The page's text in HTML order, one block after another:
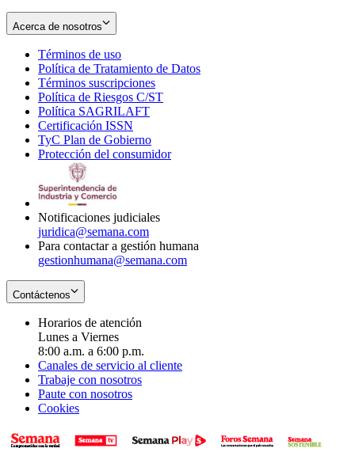
Acerca de nosotros
Términos de uso
in
new
window
Política de Tratamiento de Datos
Términos suscripciones
in
Política de Riesgos C/ST
Política SAGRILAFT
new
window
Certificación ISSN
in
new
TyC Plan de Gobierno
in
Protección del consumidorOpens
Notificaciones judiciales
juridica@semana.com
Para contactar a gestión humana
gestionhumana@semana.com
Contáctenos
Horarios de atención
Lunes a Viernes
8:00 a.m. a 6:00 p.m.
Canales de servicio al cliente
Trabaje con nosotros
Paute con nosotros
Cookies